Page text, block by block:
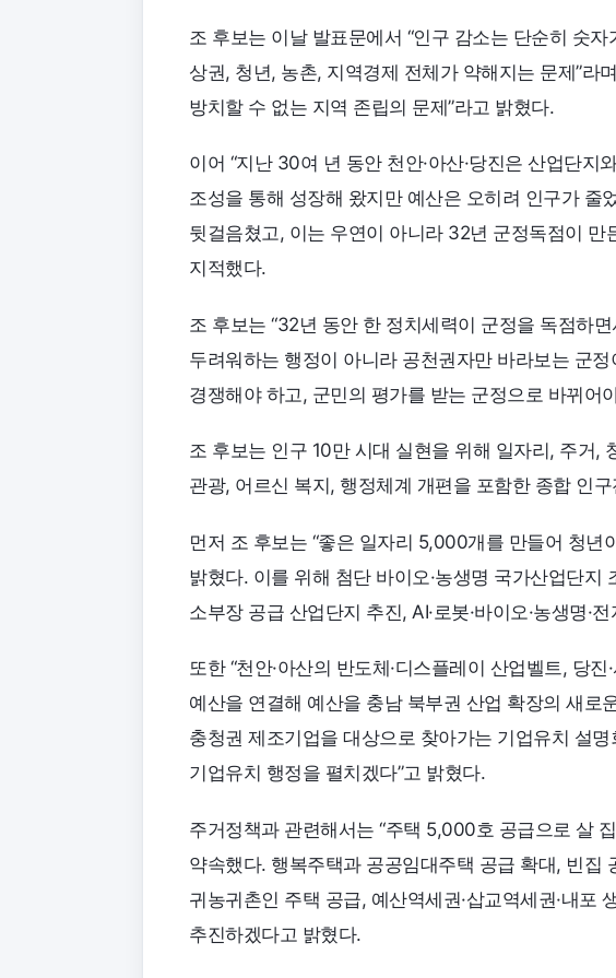
조 후보는 이날 발표문에서 “인구 감소는 단순히 숫
상권, 청년, 농촌, 지역경제 전체가 약해지는 문제”라
방치할 수 없는 지역 존립의 문제”라고 밝혔다.
이어 “지난 30여 년 동안 천안·아산·당진은 산업단지
조성을 통해 성장해 왔지만 예산은 오히려 인구가 줄
뒷걸음쳤고, 이는 우연이 아니라 32년 군정독점이 만
지적했다.
조 후보는 “32년 동안 한 정치세력이 군정을 독점하
두려워하는 행정이 아니라 공천권자만 바라보는 군정
경쟁해야 하고, 군민의 평가를 받는 군정으로 바뀌어
조 후보는 인구 10만 시대 실현을 위해 일자리, 주거,
관광, 어르신 복지, 행정체계 개편을 포함한 종합 인
먼저 조 후보는 “좋은 일자리 5,000개를 만들어 청년
밝혔다. 이를 위해 첨단 바이오·농생명 국가산업단지
소부장 공급 산업단지 추진, AI·로봇·바이오·농생명·
또한 “천안·아산의 반도체·디스플레이 산업벨트, 당
예산을 연결해 예산을 충남 북부권 산업 확장의 새로
충청권 제조기업을 대상으로 찾아가는 기업유치 설
기업유치 행정을 펼치겠다”고 밝혔다.
주거정책과 관련해서는 “주택 5,000호 공급으로 살
약속했다. 행복주택과 공공임대주택 공급 확대, 빈집
귀농귀촌인 주택 공급, 예산역세권·삽교역세권·내포
추진하겠다고 밝혔다.